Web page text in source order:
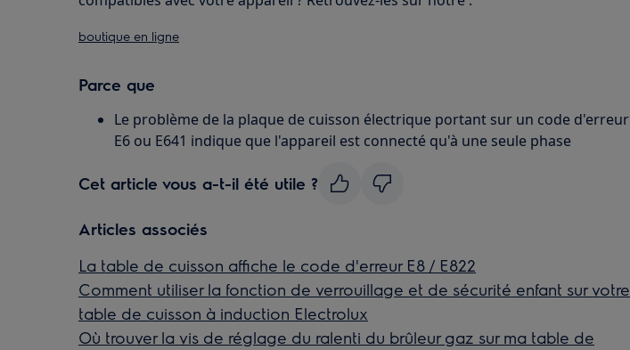
boutique en ligne
Parce que
Le problème de la plaque de cuisson électrique portant sur un code d'erreur
E6 ou E641 indique que l'appareil est connecté qu'à une seule phase
Cet article vous a-t-il été utile ?
Articles associés
La table de cuisson affiche le code d'erreur E8 / E822
Comment utiliser la fonction de verrouillage et de sécurité enfant sur votre
table de cuisson à induction Electrolux
Où trouver la vis de réglage du ralenti du brûleur gaz sur ma table de